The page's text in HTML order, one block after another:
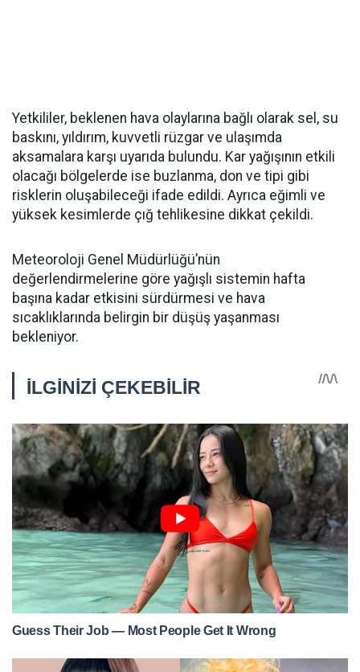
Yetkililer, beklenen hava olaylarına bağlı olarak sel, su
baskını, yıldırım, kuvvetli rüzgar ve ulaşımda
aksamalara karşı uyarıda bulundu. Kar yağışının etkili
olacağı bölgelerde ise buzlanma, don ve tipi gibi
risklerin oluşabileceği ifade edildi. Ayrıca eğimli ve
yüksek kesimlerde çığ tehlikesine dikkat çekildi.
Meteoroloji Genel Müdürlüğü’nün
değerlendirmelerine göre yağışlı sistemin hafta
başına kadar etkisini sürdürmesi ve hava
sıcaklıklarında belirgin bir düşüş yaşanması
bekleniyor.